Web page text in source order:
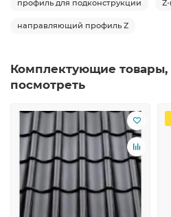
профиль для подконструкции
направляющий профиль Z
Комплектующие
посмотреть